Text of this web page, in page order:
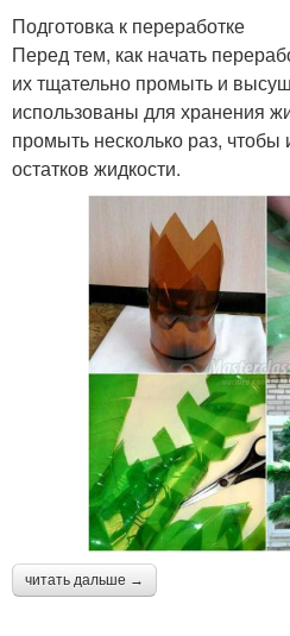
Подготовка к переработке
Перед тем, как начать
их тщательно промыть и
использованы для хранения
промыть несколько раз, чтобы
остатков жидкости.
читать дальше →